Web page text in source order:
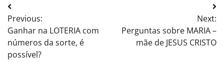
Post
navigation
Previous:
Ganhar na LOTERIA com
números da sorte, é
possível?
Next:
Perguntas sobre MARIA –
mãe de JESUS CRISTO